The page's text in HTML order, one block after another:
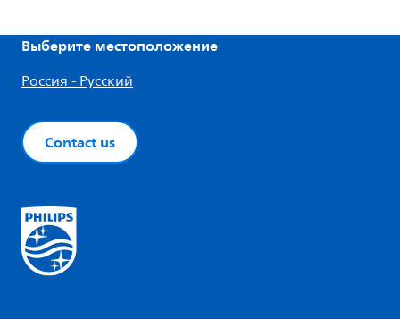
Выберите местоположение
Россия - Русский
Contact us